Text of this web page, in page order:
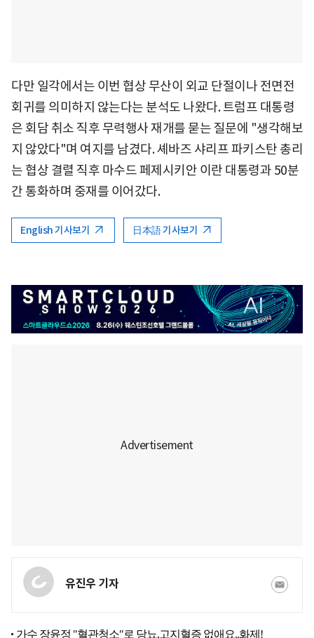
다만 일각에서는 이번 협상 무산이 외교 단절이나 전면전
회귀를 의미하지 않는다는 분석도 나왔다. 트럼프 대통령
은 회담 취소 직후 무력행사 재개를 묻는 질문에 "생각해보
지 않았다"며 여지를 남겼다. 셰바즈 샤리프 파키스탄 총리
는 협상 결렬 직후 마수드 페제시키안 이란 대통령과 50분
간 통화하며 중재를 이어갔다.
English 기사보기 日本語 기사보기
유진우 기자